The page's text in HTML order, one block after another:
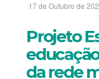
17 de Outubro de
Projeto
da rede